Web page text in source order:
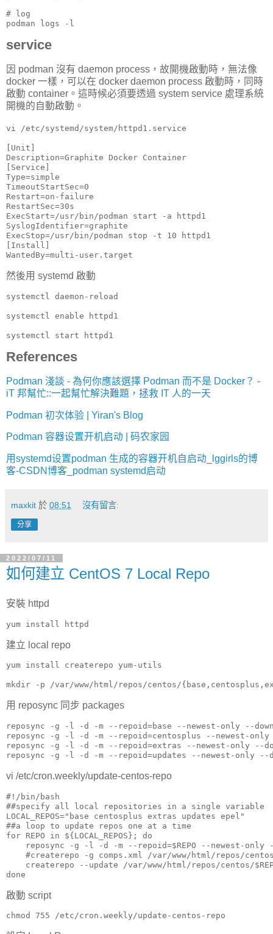
# log
podman logs -l
service
因 podman 沒有 daemon process，故開機啟動時，無法像
docker 一樣，可以在 docker daemon process 啟動時，同時
啟動 container。這時候必須要透過 system service 處理系統
開機的自動啟動。
vi /etc/systemd/system/httpd1.service
[Unit]
Description=Graphite Docker Container
[Service]
Type=simple
TimeoutStartSec=0
Restart=on-failure
RestartSec=30s
ExecStart=/usr/bin/podman start -a httpd1
SyslogIdentifier=graphite
ExecStop=/usr/bin/podman stop -t 10 httpd1
[Install]
WantedBy=multi-user.target
然後用 systemd 啟動
systemctl daemon-reload
systemctl enable httpd1
systemctl start httpd1
References
Podman 淺談 - 為何你應該選擇 Podman 而不是 Docker？ -
iT 邦幫忙::一起幫忙解決難題，拯救 IT 人的一天
Podman 初次体验 | Yiran's Blog
Podman 容器设置开机启动 | 码农家园
用systemd设置podman 生成的容器开机自启动_lggirls的博
客-CSDN博客_podman systemd启动
maxkit 於 08:51 沒有留言:
分享
2022/07/11
如何建立 CentOS 7 Local Repo
安裝 httpd
yum install httpd
建立 local repo
yum install createrepo yum-utils
mkdir -p /var/www/html/repos/centos/
用 reposync 同步 packages
reposync -g -l -d -m --repoid=base --newest-only --
reposync -g -l -d -m --repoid=centosplus --newest-only
reposync -g -l -d -m --repoid=extras --newest-only --
reposync -g -l -d -m --repoid=updates --newest-only --
vi /etc/cron.weekly/update-centos-repo
#!/bin/bash
##specify all local repositories in a single variable
LOCAL_REPOS="base centosplus extras updates epel"
##a loop to update repos one at a time
for REPO in ${LOCAL_REPOS}; do
reposync -g -l -d -m --repoid=$REPO --newest-only
#createrepo -g comps.xml /var/www/html/repos/
createrepo --update /var/www/html/repos/centos/
done
啟動 script
chmod 755 /etc/cron.weekly/update-centos-repo